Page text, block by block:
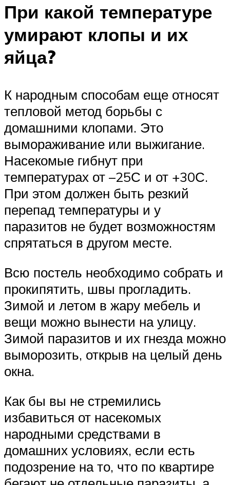
При какой температуре
умирают клопы и их
яйца?
К народным способам еще относят
тепловой метод борьбы с
домашними клопами. Это
вымораживание или выжигание.
Насекомые гибнут при
температурах от –25С и от +30С.
При этом должен быть резкий
перепад температуры и у
паразитов не будет возможностям
спрятаться в другом месте.
Всю постель необходимо собрать и
прокипятить, швы прогладить.
Зимой и летом в жару мебель и
вещи можно вынести на улицу.
Зимой паразитов и их гнезда можно
выморозить, открыв на целый день
окна.
Как бы вы не стремились
избавиться от насекомых
народными средствами в
домашних условиях, если есть
подозрение на то, что по квартире